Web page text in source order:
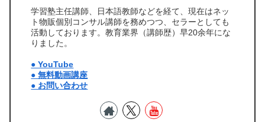
学習塾主任講師、日本語教師などを経て、現在はネッ
ト物販個別コンサル講師を務めつつ、セラーとしても
活動しております。教育業界（講師歴）早20余年にな
りました。
● YouTube
● 無料動画講座
● お問い合わせ